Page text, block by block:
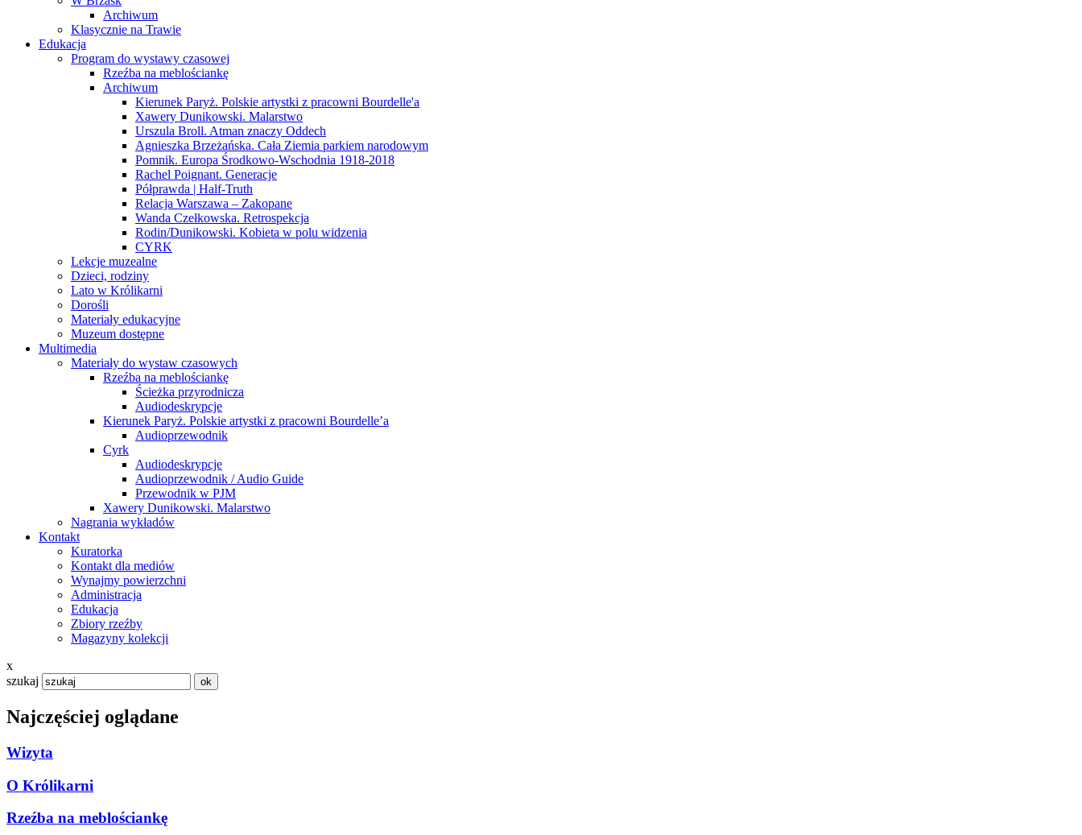
Archiwum
Klasycznie na Trawie
Edukacja
Program do wystawy czasowej
Rzeźba na meblościankę
Archiwum
Kierunek Paryż. Polskie artystki z pracowni Bourdelle'a
Xawery Dunikowski. Malarstwo
Urszula Broll. Atman znaczy Oddech
Agnieszka Brzeżańska. Cała Ziemia parkiem narodowym
Pomnik. Europa Środkowo-Wschodnia 1918-2018
Rachel Poignant. Generacje
Półprawda | Half-Truth
Relacja Warszawa – Zakopane
Wanda Czełkowska. Retrospekcja
Rodin/Dunikowski. Kobieta w polu widzenia
CYRK
Lekcje muzealne
Dzieci, rodziny
Lato w Królikarni
Dorośli
Materiały edukacyjne
Muzeum dostępne
Multimedia
Materiały do wystaw czasowych
Rzeźba na meblościankę
Ścieżka przyrodnicza
Audiodeskrypcje
Kierunek Paryż. Polskie artystki z pracowni Bourdelle’a
Audioprzewodnik
Cyrk
Audiodeskrypcje
Audioprzewodnik / Audio Guide
Przewodnik w PJM
Xawery Dunikowski. Malarstwo
Nagrania wykładów
Kontakt
Kuratorka
Kontakt dla mediów
Wynajmy powierzchni
Administracja
Edukacja
Zbiory rzeźby
Magazyny kolekcji
x
szukaj
Najczęściej oglądane
Wizyta
O Królikarni
Rzeźba na meblościankę